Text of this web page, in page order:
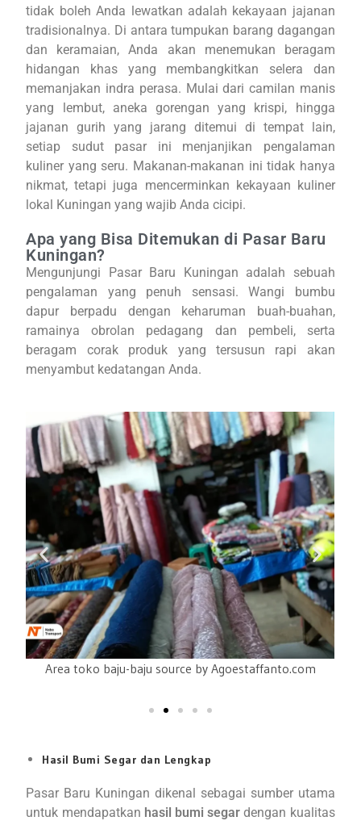
tidak boleh Anda lewatkan adalah kekayaan jajanan
tradisionalnya. Di antara tumpukan barang dagangan
dan keramaian, Anda akan menemukan beragam
hidangan khas yang membangkitkan selera dan
memanjakan indra perasa. Mulai dari camilan manis
yang lembut, aneka gorengan yang krispi, hingga
jajanan gurih yang jarang ditemui di tempat lain,
setiap sudut pasar ini menjanjikan pengalaman
kuliner yang seru. Makanan-makanan ini tidak hanya
nikmat, tetapi juga mencerminkan kekayaan kuliner
lokal Kuningan yang wajib Anda cicipi.
Apa yang Bisa Ditemukan di Pasar Baru
Kuningan?
Mengunjungi Pasar Baru Kuningan adalah sebuah
pengalaman yang penuh sensasi. Wangi bumbu
dapur berpadu dengan keharuman buah-buahan,
ramainya obrolan pedagang dan pembeli, serta
beragam corak produk yang tersusun rapi akan
menyambut kedatangan Anda.
Area toko baju-baju source by Agoestaffanto.com
Hasil Bumi Segar dan Lengkap
Pasar Baru Kuningan dikenal sebagai sumber utama
untuk mendapatkan hasil bumi segar dengan kualitas